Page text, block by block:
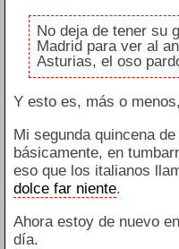
No deja de tener su
Madrid para ver al
Asturias, el oso
Y esto es, más o
Mi segunda quincena
básicamente, en
eso que los italianos
dolce far niente.
Ahora estoy de nuevo
día.